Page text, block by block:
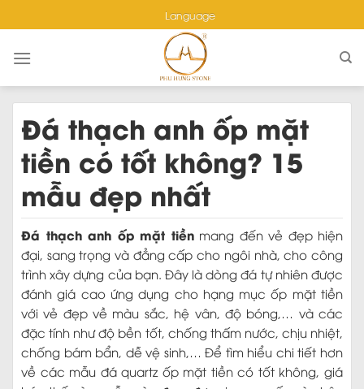
to
content
Đá thạch anh ốp mặt
tiền có tốt không? 15
mẫu đẹp nhất
Đá thạch anh ốp mặt tiềnmang đến vẻ đẹp hiện
đại, sang trọng và đẳng cấp cho ngôi nhà, cho công
trình xây dựng của bạn. Đây là dòng đá tự nhiên được
đánh giá cao ứng dụng cho hạng mục ốp mặt tiền
với vẻ đẹp về màu sắc, hệ vân, độ bóng,… và các
đặc tính như độ bền tốt, chống thấm nước, chịu nhiệt,
chống bám bẩn, dễ vệ sinh,… Để tìm hiểu chi tiết hơn
về các mẫu đá quartz ốp mặt tiền có tốt không, giá
Language